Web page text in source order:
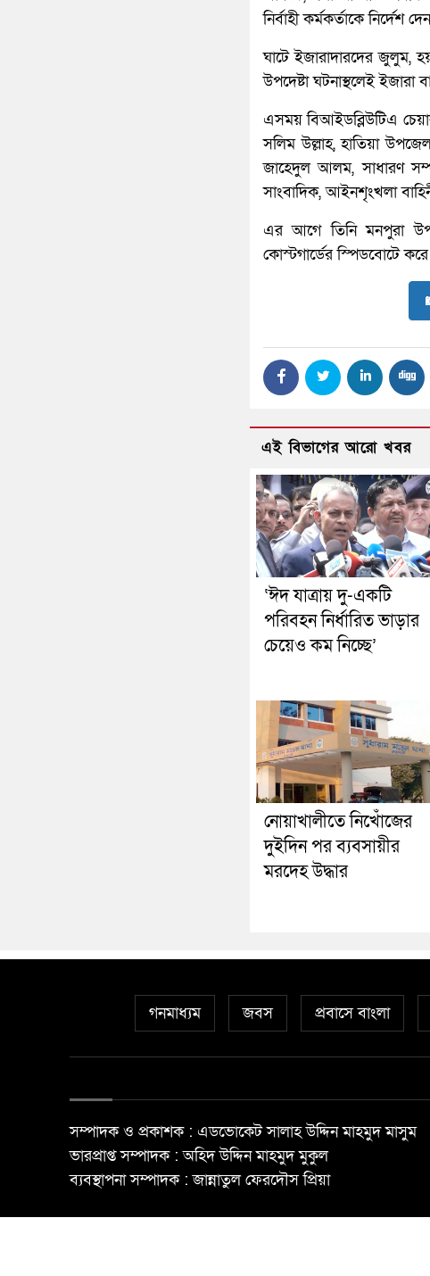
নির্বাহী কর্মকর্তাকে নির্দেশ
ঘাটে ইজারাদারদের জুলুম,
উপদেষ্টা ঘটনাস্থলেই ইজারা
এসময় বিআইডব্লিউটিএ
সলিম উল্লাহ, হাতিয়া
জাহেদুল আলম, সাধারণ
সাংবাদিক, আইনশৃংখলা
এর আগে তিনি মনপুরা
কোস্টগার্ডের স্পিডবোটে
এই বিভাগের আরো খবর
‘ঈদ যাত্রায় দু-একটি
পরিবহন নির্ধারিত ভাড়ার
চেয়েও কম নিচ্ছে’
নোয়াখালীতে নিখোঁজের
দুইদিন পর ব্যবসায়ীর
মরদেহ উদ্ধার
গনমাধ্যম জবস প্রবাসে বাংলা
সম্পাদক ও প্রকাশক : এডভোকেট সালাহ উদ্দিন মাহমুদ মাসুম
ভারপ্রাপ্ত সম্পাদক : অহিদ উদ্দিন মাহমুদ মুকুল
ব্যবস্থাপনা সম্পাদক : জান্নাতুল ফেরদৌস প্রিয়া